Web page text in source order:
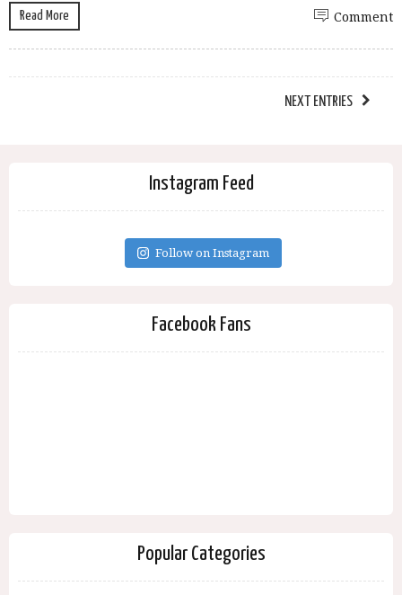
Read More Comment
NEXT ENTRIES
Instagram Feed
Follow on Instagram
Facebook Fans
Popular Categories